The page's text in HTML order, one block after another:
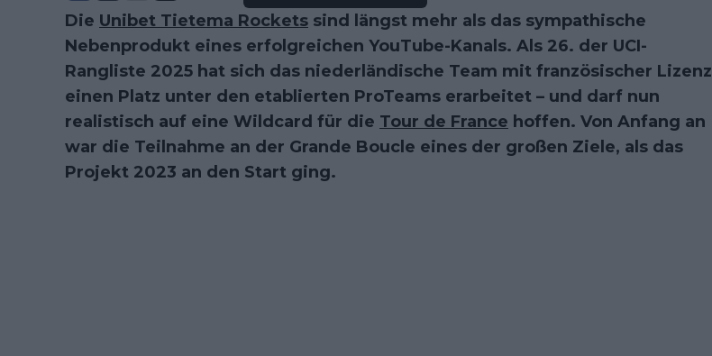
Die Unibet Tietema Rockets sind längst mehr als das sympathische
Nebenprodukt eines erfolgreichen YouTube-Kanals. Als 26. der UCI-
Rangliste 2025 hat sich das niederländische Team mit französischer Lizenz
einen Platz unter den etablierten ProTeams erarbeitet – und darf nun
realistisch auf eine Wildcard für die Tour de France hoffen. Von Anfang an
war die Teilnahme an der Grande Boucle eines der großen Ziele, als das
Projekt 2023 an den Start ging.